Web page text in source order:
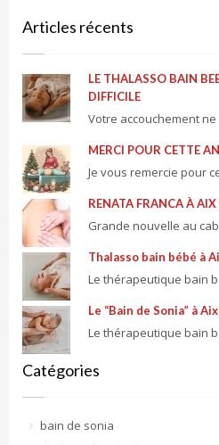
Articles récents
LE THALASSO BAIN
DIFFICILE
Votre accouchement ne
MERCI POUR CETTE
Je vous remercie pour
RENATA FRANCA À
Grande nouvelle au
Thalasso bain bébé à
Le thérapeutique bain
Le “Bain de Sonia” à
Le thérapeutique bain
Catégories
bain de sonia